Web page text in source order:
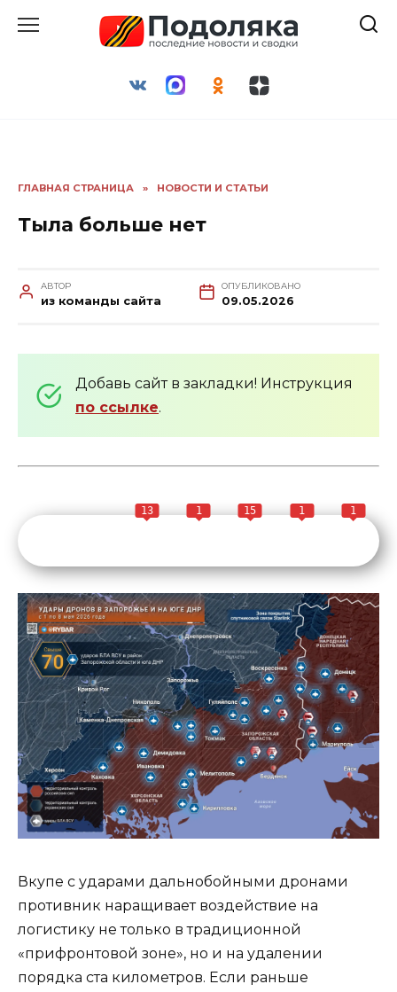
ГЛАВНАЯ СТРАНИЦА » НОВОСТИ И СТАТЬИ
Тыла больше нет
АВТОР
из команды сайта
ОПУБЛИКОВАНО
09.05.2026
Добавь сайт в закладки! Инструкция
по ссылке.
13 1 15 1 1
Вкупе с ударами дальнобойными дронами
противник наращивает воздействие на
логистику не только в традиционной
«прифронтовой зоне», но и на удалении
порядка ста километров. Если раньше